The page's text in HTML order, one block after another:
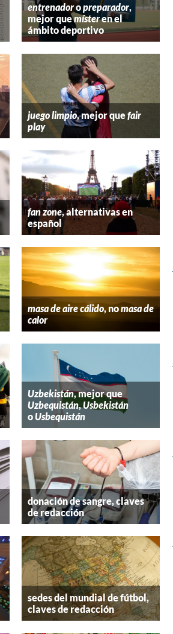
entrenadoropreparador,
mejor quemísteren el
ámbito deportivo
juego limpio, mejor quefair
play
fan zone, alternativas en
español
masa de aire cálido, nomasa de
calor
Uzbekistán, mejor que
Uzbequistán,Usbekistán
oUsbequistán
donación de sangre, claves
de redacción
sedes del mundial de fútbol,
claves de redacción